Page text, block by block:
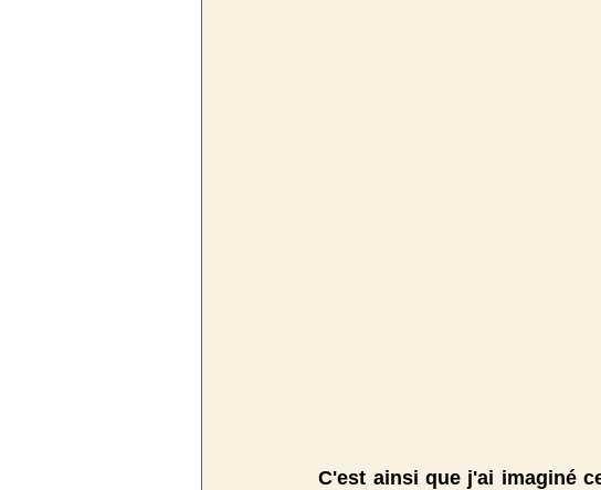
C'est ainsi que j'ai imaginé cette retraite créative dédiée au travail de la laine cardée